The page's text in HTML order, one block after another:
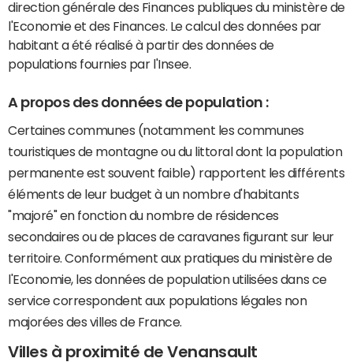
direction générale des Finances publiques du ministère de
l'Economie et des Finances. Le calcul des données par
habitant a été réalisé à partir des données de
populations fournies par l'Insee.
A propos des données de population :
Certaines communes (notamment les communes
touristiques de montagne ou du littoral dont la population
permanente est souvent faible) rapportent les différents
éléments de leur budget à un nombre d'habitants
"majoré" en fonction du nombre de résidences
secondaires ou de places de caravanes figurant sur leur
territoire. Conformément aux pratiques du ministère de
l'Economie, les données de population utilisées dans ce
service correspondent aux populations légales non
majorées des villes de France.
Villes à proximité de Venansault